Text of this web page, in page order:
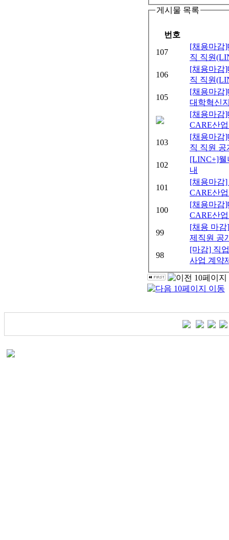
게시물 목록
번호
107
[채용마감
직 직원
106
[채용마감
직 직원
105
[채용마감
대학혁신
[채용마감
CARE산
103
[채용마감
직 직원
102
[LINC+]웰
내
101
[채용마감
CARE산
100
[채용마감
CARE산
99
[채용 마
제직원 공
98
[마감] 직
사업 계약